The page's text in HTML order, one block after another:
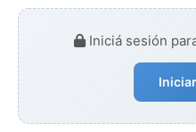
Iniciá sesión